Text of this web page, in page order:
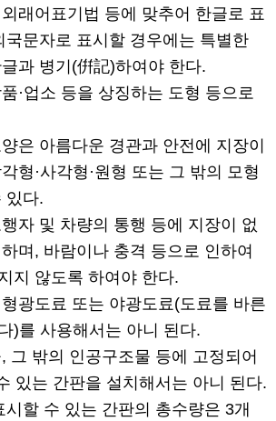
래어표기법 등에 맞추어 한글로 표
국문자로 표시할 경우에는 특별한
과 병기(倂記)하여야 한다.
·업소 등을 상징하는 도형 등으로
은 아름다운 경관과 안전에 지장이
형·사각형·원형 또는 그 밖의 모형
있다.
자 및 차량의 통행 등에 지장이 없
며, 바람이나 충격 등으로 인하여
지 않도록 하여야 한다.
광도료 또는 야광도료(도료를 바른
)를 사용해서는 아니 된다.
밖의 인공구조물 등에 고정되어
있는 간판을 설치해서는 아니 된다.
할 수 있는 간판의 총수량은 3개